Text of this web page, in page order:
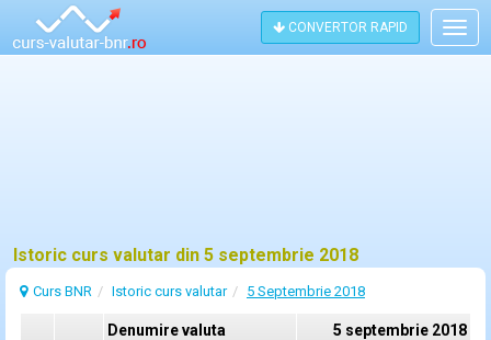
CONVERTOR RAPID
Istoric curs valutar din 5 septembrie 2018
Curs BNR Istoric curs valutar 5 Septembrie 2018
Denumire valuta
5 septembrie 2018